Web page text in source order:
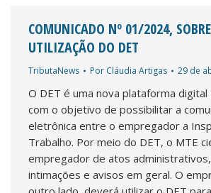
COMUNICADO Nº 01/2024,
UTILIZAÇÃO DO DET
TributaNews Por Cláudia Artigas 29 de
O DET é uma nova plataforma digital
com o objetivo de possibilitar a
eletrônica entre o empregador a
Trabalho. Por meio do DET, o MTE
empregador de atos
intimações e avisos em geral. O